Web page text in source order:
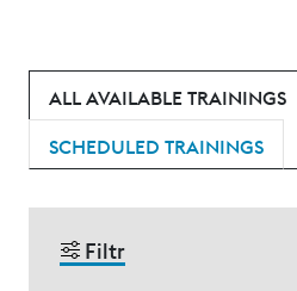
ALL AVAILABLE TRAININGS
SCHEDULED TRAININGS
Filtr